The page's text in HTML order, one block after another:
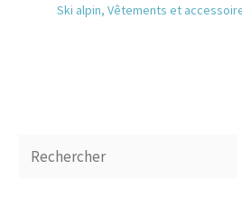
Ski alpin, Vêtements et